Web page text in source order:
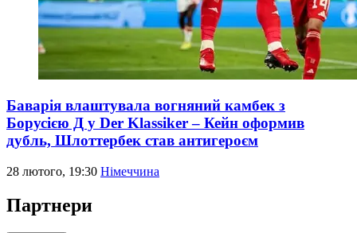
Баварія влаштувала вогняний камбек з
Борусією Д у Der Klassiker – Кейн оформив
дубль, Шлоттербек став антигероєм
28 лютого, 19:30 Німеччина
Партнери